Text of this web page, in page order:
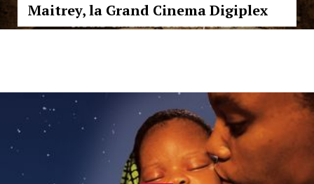
Maitrey, la Grand Cinema Digiplex